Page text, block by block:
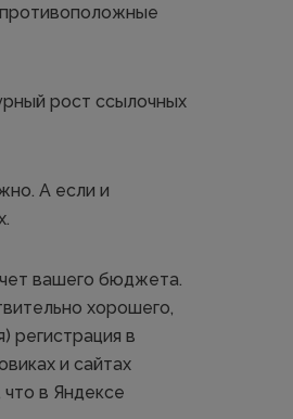
рост ссылочных
А если и
вашего бюджета.
хорошего,
регистрация в
и сайтах
в Яндексе